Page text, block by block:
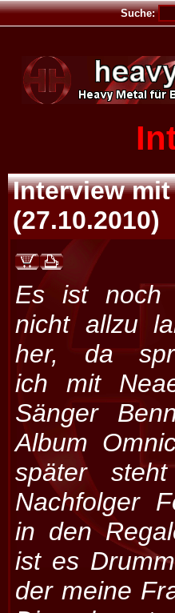
Suche:
Interview
(27.10.2010)
Es ist noch
nicht allzu
her, da
ich mit
Sänger
Album
später
Nachfolger
in den
ist es
der meine